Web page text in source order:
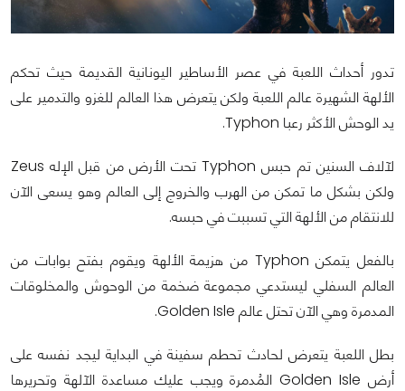
تدور أحداث اللعبة في عصر الأساطير اليونانية القديمة حيث تحكم
الألهة الشهيرة عالم اللعبة ولكن يتعرض هذا العالم للغزو والتدمير على
يد الوحش الأكثر رعبا Typhon.
لآلاف السنين تم حبس Typhon تحت الأرض من قبل الإله Zeus
ولكن بشكل ما تمكن من الهرب والخروج إلى العالم وهو يسعى الآن
للانتقام من الألهة التي تسببت في حبسه.
بالفعل يتمكن Typhon من هزيمة الألهة ويقوم بفتح بوابات من
العالم السفلي ليستدعي مجموعة ضخمة من الوحوش والمخلوقات
المدمرة وهي الآن تحتل عالم Golden Isle.
بطل اللعبة يتعرض لحادث تحطم سفينة في البداية ليجد نفسه على
أرض Golden Isle المُدمرة ويجب عليك مساعدة الآلهة وتحريرها